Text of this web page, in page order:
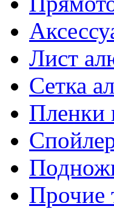
Лист
Сетка
Пленки
Прочие